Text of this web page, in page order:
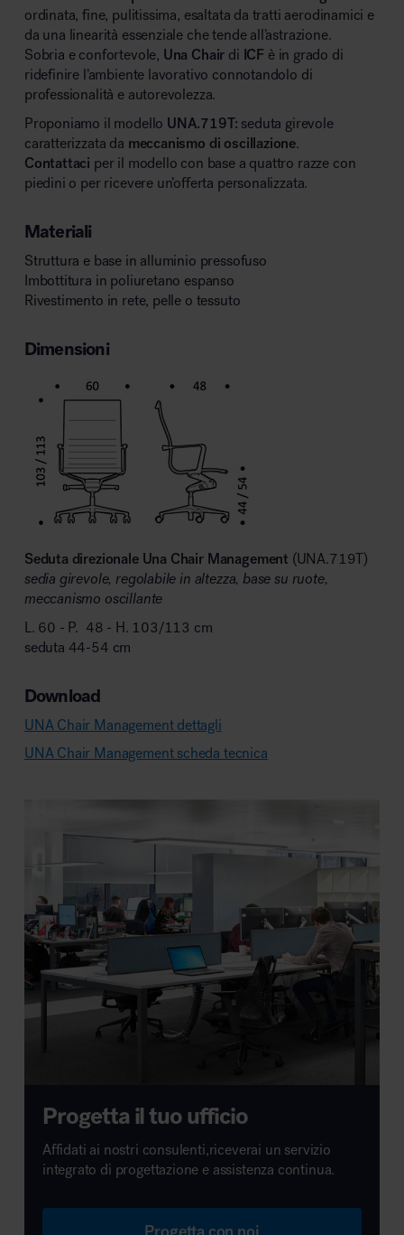
ordinata, fine, pulitissima, esaltata da tratti aerodinamici e
da una linearità essenziale che tende all’astrazione.
Sobria e confortevole, Una Chair di ICF è in grado di
ridefinire l’ambiente lavorativo connotandolo di
professionalità e autorevolezza.
Proponiamo il modello UNA.719T: seduta girevole
caratterizzata da meccanismo di oscillazione.
Contattaci per il modello con base a quattro razze con
piedini o per ricevere un’offerta personalizzata.
Materiali
Struttura e base in alluminio pressofuso
Imbottitura in poliuretano espanso
Rivestimento in rete, pelle o tessuto
Dimensioni
Seduta direzionale Una Chair Management (UNA.719T)
sedia girevole, regolabile in altezza, base su ruote,
meccanismo oscillante
L. 60 - P. 48 - H. 103/113 cm
seduta 44-54 cm
Download
UNA Chair Management dettagli
UNA Chair Management scheda tecnica
Progetta il tuo ufficio
Affidati ai nostri consulenti,riceverai un servizio
integrato di progettazione e assistenza continua.